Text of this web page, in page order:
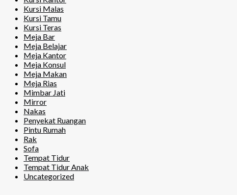
Kursi Malas
Kursi Tamu
Kursi Teras
Meja Bar
Meja Belajar
Meja Kantor
Meja Konsul
Meja Makan
Meja Rias
Mimbar Jati
Mirror
Nakas
Penyekat Ruangan
Pintu Rumah
Rak
Sofa
Tempat Tidur
Tempat Tidur Anak
Uncategorized